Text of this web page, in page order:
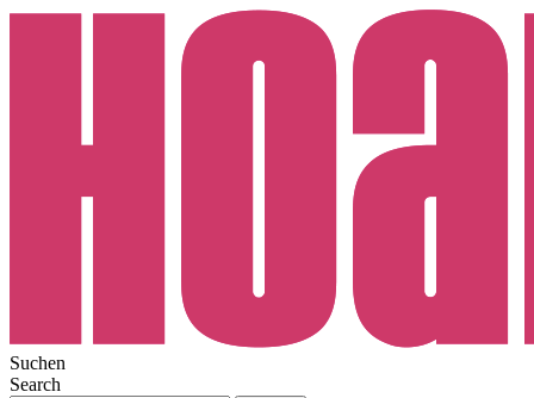
Suchen
Search